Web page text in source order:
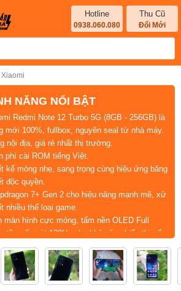
Hotline
0938.060.080
Thu Cũ
Đổi Mới
Xiaomi
NĂNG NỔI BẬT
Redmi Note 12 Turbo 5G (8GB - 256GB) là
mới 100%, fullbox, nguyên seal từ nhà máy.
nội địa, giá rẻ nhất thị trường.
phí cài ROM tiếng Việt.
kế mỏng nhẹ, sang trọng cùng hiệu ứng băng
độc quyền.
7+ Gen 2 cho hiệu năng mạnh mẽ, xử
nhiều thể loại game.
màn hình cực mỏng, tấm nền OLED Full
, tần số quét 120Hz
cho khả năng hiển thị số
khúc.
pin 5000mAh,sạc nhanh 67W, kéo dài thời
sử dụng đến 2 ngày.
0%, ship COD toàn quốc.